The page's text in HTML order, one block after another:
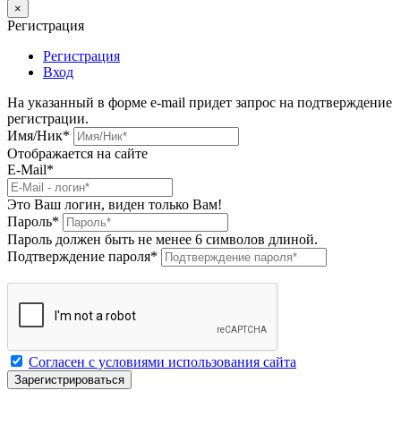
×
Регистрация
Регистрация
Вход
На указанный в форме e-mail придет запрос на подтверждение
регистрации.
Имя/Ник*
Отображается на сайте
E-Mail*
Это Ваш логин, виден только Вам!
Пароль*
Пароль должен быть не менее 6 символов длиной.
Подтверждение пароля*
Согласен с условиями использования сайта